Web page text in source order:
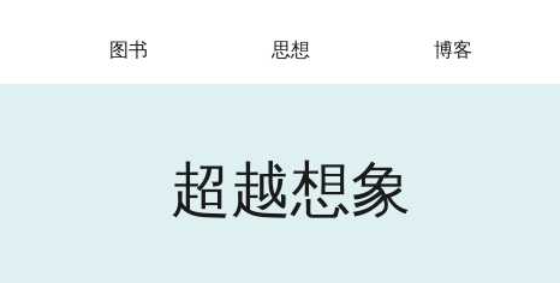
图书 思想 博客
超越想象